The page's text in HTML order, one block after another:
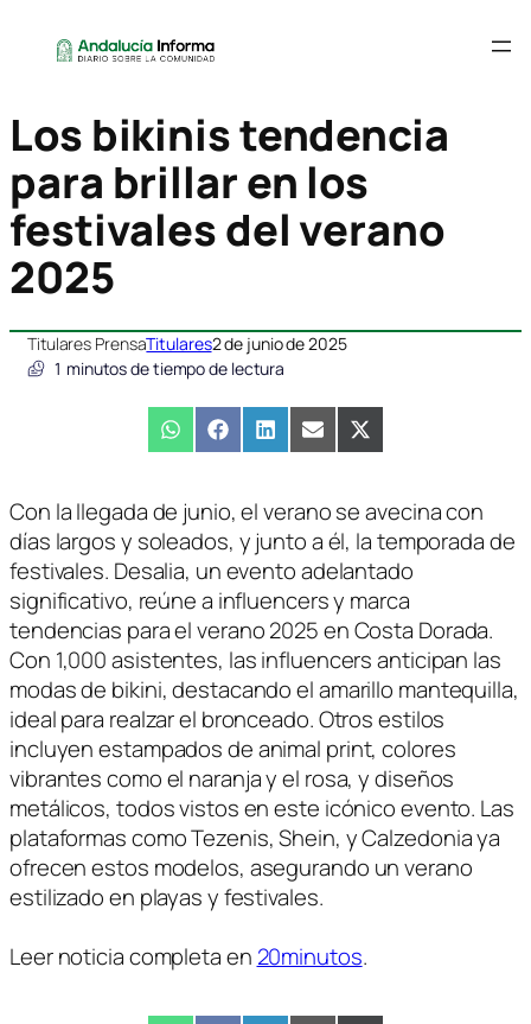
Los bikinis tendencia
para brillar en los
festivales del verano
2025
Titulares PrensaTitulares2 de junio de 2025
1 minutos de tiempo de lectura
Compartir
en
WhatsAppCompartir
en
FacebookCompartir
en
LinkedInCompartir
en
EmailCompartir
en
X
(Twitter)
Con la llegada de junio, el verano se avecina con
días largos y soleados, y junto a él, la temporada de
festivales. Desalia, un evento adelantado
significativo, reúne a influencers y marca
tendencias para el verano 2025 en Costa Dorada.
Con 1,000 asistentes, las influencers anticipan las
modas de bikini, destacando el amarillo mantequilla,
ideal para realzar el bronceado. Otros estilos
incluyen estampados de animal print, colores
vibrantes como el naranja y el rosa, y diseños
metálicos, todos vistos en este icónico evento. Las
plataformas como Tezenis, Shein, y Calzedonia ya
ofrecen estos modelos, asegurando un verano
estilizado en playas y festivales.
Leer noticia completa en 20minutos.